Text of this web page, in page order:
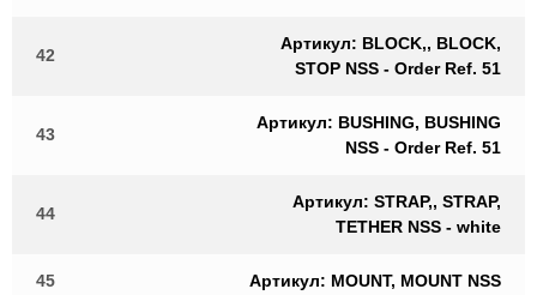
42
Артикул: BLOCK,, BLOCK,
STOP NSS - Order Ref. 51
43
Артикул: BUSHING, BUSHING
NSS - Order Ref. 51
44
Артикул: STRAP,, STRAP,
TETHER NSS - white
45 Артикул: MOUNT, MOUNT NSS